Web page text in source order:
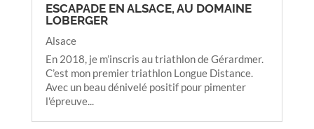
ESCAPADE EN ALSACE, AU DOMAINE
LOBERGER
Alsace
En 2018, je m’inscris au triathlon de Gérardmer.
C’est mon premier triathlon Longue Distance.
Avec un beau dénivelé positif pour pimenter
l'épreuve...